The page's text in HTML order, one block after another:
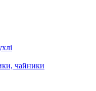
чайники